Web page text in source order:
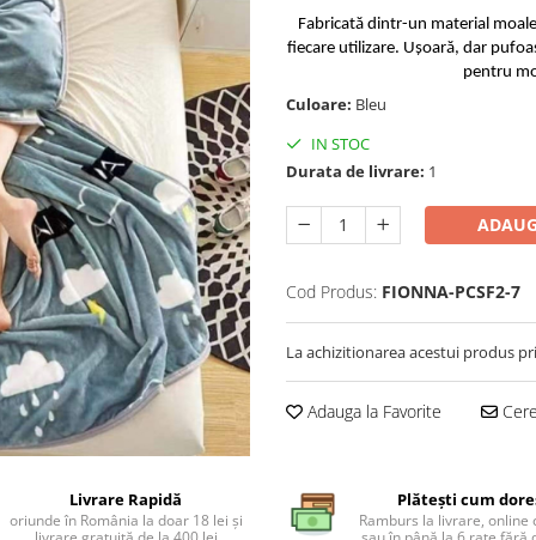
Fabricată dintr-un material
fiecare utilizare. Ușoară, dar
pentru
Culoare: Bleu
IN STOC
Durata de livrare: 1
Cod Produs: FIONNA-PCSF2-7
La achizitionarea acestui produs
Adauga la Favorite
Livrare Rapidă
oriunde în România la doar 18 lei și
Plătești cum
Ramburs la livrare, online